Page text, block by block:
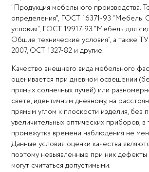
"Продукция мебельного производства.
определения", ГОСТ 16371-93 "Мебель.
условия", ГОСТ 19917-93 "Мебель для
Общие технические условия", а также
2007, ОСТ 1327-82 и другие.
Качество внешнего вида мебельного
оценивается при дневном освещении
прямых солнечных лучей) или
свете, идентичным дневному, на
прямым углом к плоскости изделия, без
увеличительных оптических приборов, в
промежутка времени наблюдения не
Данные условия оценки качества
поэтому невыявленные при них дефекты
могут считаться допустимыми.